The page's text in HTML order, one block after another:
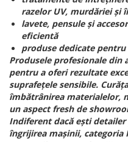
razelor UV, murdăriei și
lavete, pensule și
eficientă
produse dedicate
Produsele profesionale din
pentru a oferi rezultate
suprafețele sensibile.
îmbătrânirea materialelor,
un aspect fresh de
Indiferent dacă ești
îngrijirea mașinii, categoria